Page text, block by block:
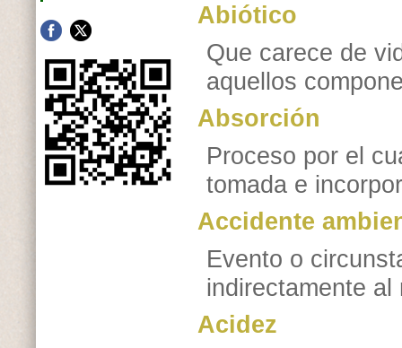
Abiótico
Que carece de
aquellos
Absorción
Proceso por el
tomada e
Accidente
Evento o
indirectamente al
Acidez